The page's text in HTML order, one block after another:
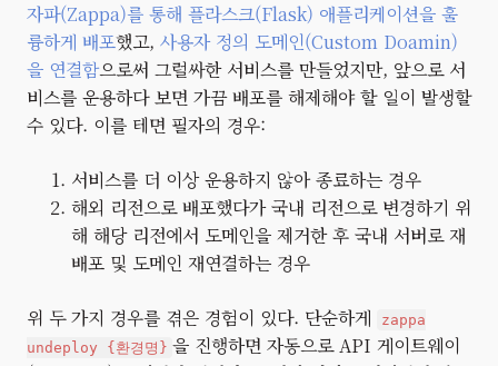
자파(Zappa)를 통해 플라스크(Flask) 애플리케이션을 훌
륭하게 배포했고, 사용자 정의 도메인(Custom Doamin)
을 연결함으로써 그럴싸한 서비스를 만들었지만, 앞으로 서
비스를 운용하다 보면 가끔 배포를 해제해야 할 일이 발생할
수 있다. 이를 테면 필자의 경우:
서비스를 더 이상 운용하지 않아 종료하는 경우
해외 리전으로 배포했다가 국내 리전으로 변경하기 위
해 해당 리전에서 도메인을 제거한 후 국내 서버로 재
배포 및 도메인 재연결하는 경우
위 두 가지 경우를 겪은 경험이 있다. 단순하게
zappa
undeploy {환경명} 을 진행하면 자동으로 API 게이트웨이